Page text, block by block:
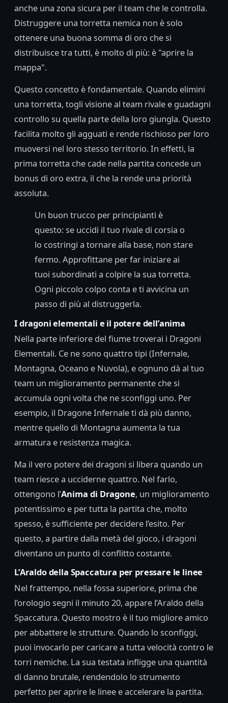
anche una zona sicura per il team che le controlla.
Distruggere una torretta nemica non è solo
ottenere una buona somma di oro che si
distribuisce tra tutti, è molto di più: è "aprire la
mappa".
Questo concetto è fondamentale. Quando elimini
una torretta, togli visione al team rivale e guadagni
controllo su quella parte della loro giungla. Questo
facilita molto gli agguati e rende rischioso per loro
muoversi nel loro stesso territorio. In effetti, la
prima torretta che cade nella partita concede un
bonus di oro extra, il che la rende una priorità
assoluta.
Un buon trucco per principianti è
questo: se uccidi il tuo rivale di corsia o
lo costringi a tornare alla base, non stare
fermo. Approfittane per far iniziare ai
tuoi subordinati a colpire la sua torretta.
Ogni piccolo colpo conta e ti avvicina un
passo di più al distruggerla.
I dragoni elementali e il potere dell’anima
Nella parte inferiore del fiume troverai i Dragoni
Elementali. Ce ne sono quattro tipi (Infernale,
Montagna, Oceano e Nuvola), e ognuno dà al tuo
team un miglioramento permanente che si
accumula ogni volta che ne sconfiggi uno. Per
esempio, il Dragone Infernale ti dà più danno,
mentre quello di Montagna aumenta la tua
armatura e resistenza magica.
Ma il vero potere dei dragoni si libera quando un
team riesce a ucciderne quattro. Nel farlo,
ottengono l’Anima di Dragone, un miglioramento
potentissimo e per tutta la partita che, molto
spesso, è sufficiente per decidere l’esito. Per
questo, a partire dalla metà del gioco, i dragoni
diventano un punto di conflitto costante.
L’Araldo della Spaccatura per pressare le linee
Nel frattempo, nella fossa superiore, prima che
l’orologio segni il minuto 20, appare l’Araldo della
Spaccatura. Questo mostro è il tuo migliore amico
per abbattere le strutture. Quando lo sconfiggi,
puoi invocarlo per caricare a tutta velocità contro le
torri nemiche. La sua testata infligge una quantità
di danno brutale, rendendolo lo strumento
perfetto per aprire le linee e accelerare la partita.